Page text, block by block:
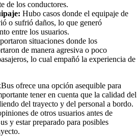
de los conductores.
Hubo casos donde el equipaje de
o sufrió daños, lo que generó
entre los usuarios.
situaciones donde los
de manera agresiva o poco
lo cual empañó la experiencia de
ofrece una opción asequible para
tener en cuenta que la calidad del
del trayecto y del personal a bordo.
de otros usuarios antes de
y estar preparado para posibles